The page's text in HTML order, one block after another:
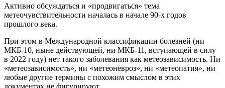
Активно обсуждаться и «продвигаться» тема
метеочувствительности началась в начале 90-х годов
прошлого века.
При этом в Международной классификации болезней (ни
МКБ-10, ныне действующей, ни МКБ-11, вступающей в силу
в 2022 году) нет такого заболевания как метеозависимость. Ни
«метеозависимость», ни «метеоневроз», ни «метеопатия», ни
любые другие термины с похожим смыслом в этих
документах не фигурируют.